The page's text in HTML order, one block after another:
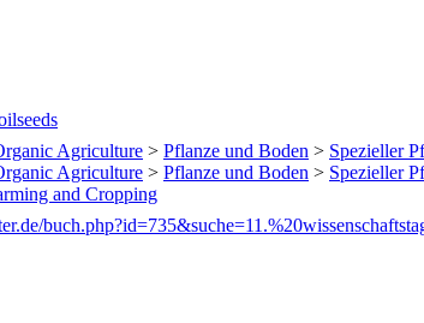
Agriculture > Pflanze und Boden > Spezieller
Agriculture > Pflanze und Boden > Spezieller
and Cropping